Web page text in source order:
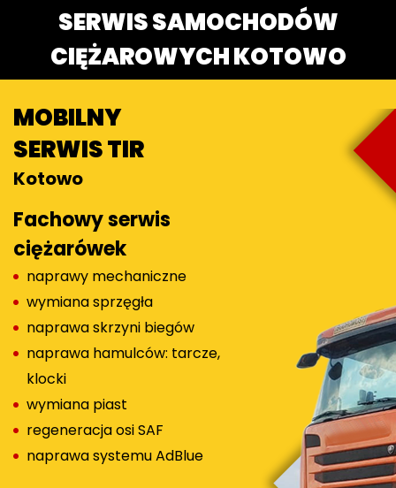
SERWIS SAMOCHODÓW
CIĘŻAROWYCH KOTOWO
MOBILNY
SERWIS TIR
Kotowo
Fachowy serwis
ciężarówek
naprawy mechaniczne
wymiana sprzęgła
naprawa skrzyni biegów
naprawa hamulców: tarcze,
klocki
wymiana piast
regeneracja osi SAF
naprawa systemu AdBlue